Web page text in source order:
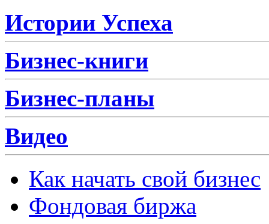
Истории Успеха
Бизнес-книги
Бизнес-планы
Видео
Как начать свой бизнес
Фондовая биржа